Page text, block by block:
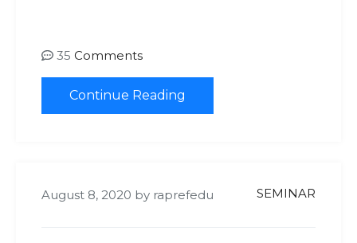
35 Comments
Continue Reading
August 8, 2020 by raprefedu SEMINAR